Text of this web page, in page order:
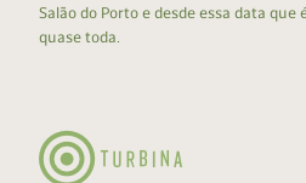
Salão do Porto e desde essa data que
quase toda.